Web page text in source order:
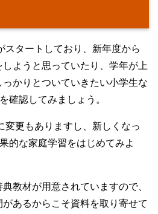
スタートしており、新年度から
ようと思っていたり、学年が上
かりとついていきたい小学生な
確認してみましょう。
変更もありますし、新しくなっ
的な家庭学習をはじめてみよ
教材が用意されていますので、
あるからこそ資料を取り寄せて